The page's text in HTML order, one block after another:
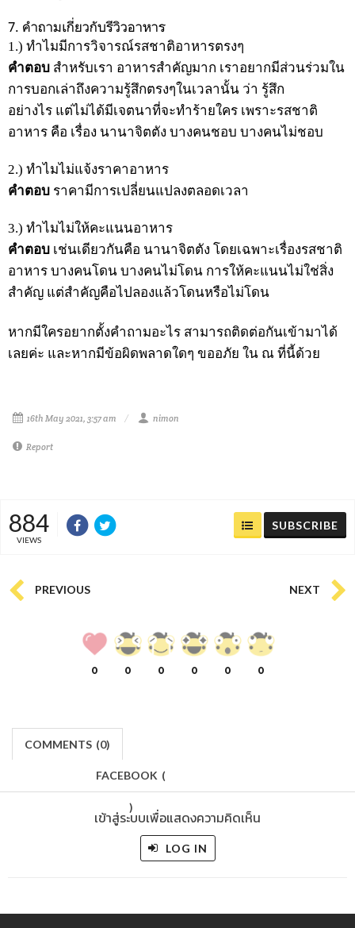
7. คำถามเกี่ยวกับรีวิวอาหาร
1.) ทำไมมีการวิจารณ์รสชาติอาหารตรงๆ
คำตอบ สำหรับเรา อาหารสำคัญมาก เราอยากมีส่วนร่วมใน
การบอกเล่าถึงความรู้สึกตรงๆในเวลานั้น ว่า รู้สึก
อย่างไร แต่ไม่ได้มีเจตนาที่จะทำร้ายใคร เพราะรสชาติ
อาหาร คือ เรื่อง นานาจิตตัง บางคนชอบ บางคนไม่ชอบ
2.) ทำไมไม่แจ้งราคาอาหาร
คำตอบ ราคามีการเปลี่ยนแปลงตลอดเวลา
3.) ทำไมไม่ให้คะแนนอาหาร
คำตอบ เช่นเดียวกันคือ นานาจิตตัง โดยเฉพาะเรื่องรสชาติ
อาหาร บางคนโดน บางคนไม่โดน การให้คะแนนไม่ใช่สิ่ง
สำคัญ แต่สำคัญคือไปลองแล้วโดนหรือไม่โดน
หากมีใครอยากตั้งคำถามอะไร สามารถติดต่อกันเข้ามาได้
เลยค่ะ และหากมีข้อผิดพลาดใดๆ ขออภัย ใน ณ ที่นี้ด้วย
16th May 2021, 3:57 am nimon
Report
884
VIEWS
SUBSCRIBE
PREVIOUS NEXT
0 0 0 0 0 0
COMMENTS (0)
FACEBOOK (
)
เข้าสู่ระบบเพื่อแสดงความคิดเห็น
LOG IN